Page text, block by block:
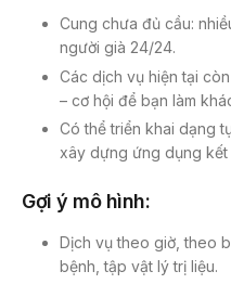
Cung chưa đủ cầu:
người già 24/24.
Các dịch vụ hiện tại
– cơ hội để bạn làm
Có thể triển khai dạng
xây dựng ứng dụng kết
Gợi ý mô hình:
Dịch vụ theo giờ, theo
bệnh, tập vật lý trị liệu.